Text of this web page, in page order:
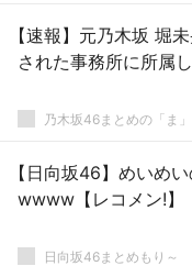
【速報】元乃木坂 堀
された事務所に所属し
乃木坂46まとめの「ま」
【日向坂46】めいめ
wwww【レコメン!】
日向坂46まとめもり～